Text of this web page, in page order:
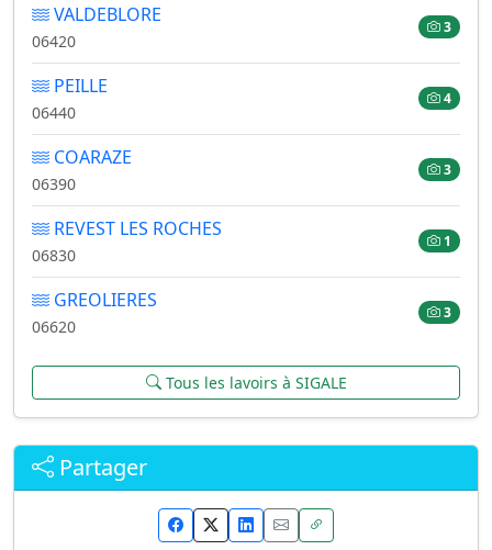
VALDEBLORE
06420
3
PEILLE
06440
4
COARAZE
06390
3
REVEST LES ROCHES
06830
1
GREOLIERES
06620
3
Tous les lavoirs à SIGALE
Partager